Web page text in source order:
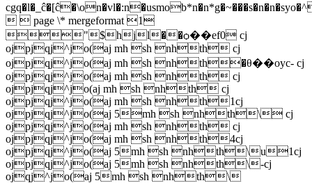
  page \* mergeformat 1
"$hjl��ѻ��ef0 cj
ojpjqj^jo(aj mh sh nhth cj
ojpjqj^jo(aj mh sh nhth�θ��oyc- cj
ojpjqj^jo(aj mh sh nhth cj
ojpjqj^jo(aj mh sh nhth cj
ojpjqj^jo(aj mh sh nhth1cj
ojpjqj^jo(aj 5mh sh nhth\ cj
ojpjqj^jo(aj mh sh nhth cj
ojpjqj^jo(aj mh sh nhth4cj
ojpjqj^jo(aj 5mh sh nhth\u1cj
ojpjqj^jo(aj 5mh sh nhth\-cj
ojqj^jo(aj 5mh sh nhth\